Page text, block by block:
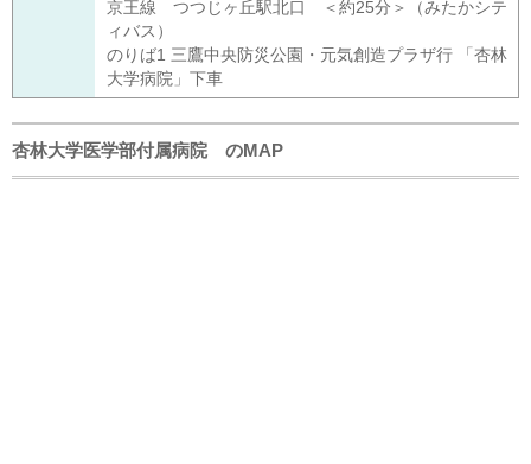
京王線 つつじヶ丘駅北口 ＜約25分＞（みたかシテ
ィバス）
のりば1 三鷹中央防災公園・元気創造プラザ行 「杏林
大学病院」下車
杏林大学医学部付属病院 のMAP